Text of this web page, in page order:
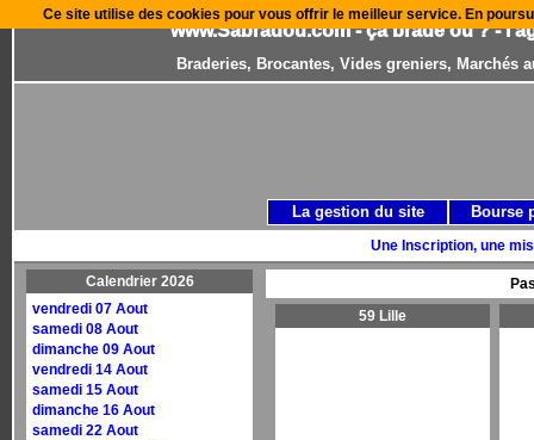
www.Sabradou.com - ça brade où ? -
Braderies, Brocantes, Vides greniers, Marchés
Une Inscription, une
Calendrier 2026
vendredi 07 Aout
samedi 08 Aout
dimanche 09 Aout
vendredi 14 Aout
samedi 15 Aout
dimanche 16 Aout
samedi 22 Aout
59 Lille
La gestion du site Bourse
Ce site utilise des cookies pour vous offrir le meilleur service. En